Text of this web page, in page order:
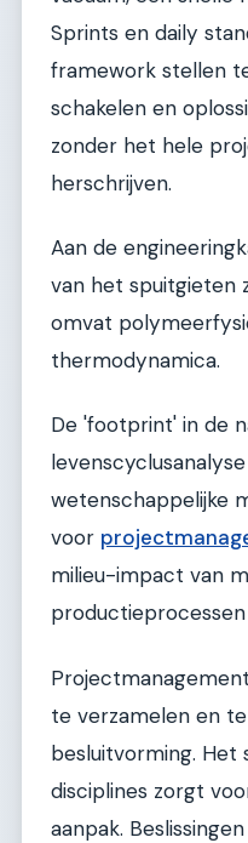
Sprints en daily
framework stellen
schakelen en
zonder het hele
herschrijven.
Aan de
van het spuitgieten
omvat
thermodynamica.
De 'footprint' in de
wetenschappelijke
voor
milieu-impact van
te verzamelen en
besluitvorming. Het
disciplines zorgt
aanpak.